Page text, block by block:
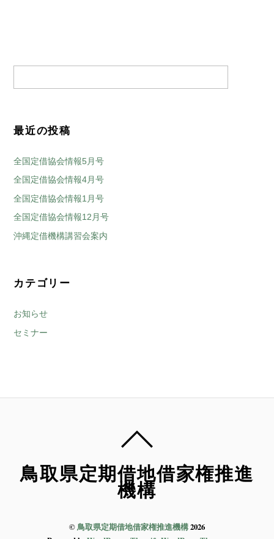
最近の投稿
全国定借協会情報5月号
全国定借協会情報4月号
全国定借協会情報1月号
全国定借協会情報12月号
沖縄定借機構講習会案内
カテゴリー
お知らせ
セミナー
鳥取県定期借地借家権推進
機構
©鳥取県定期借地借家権推進機構2026